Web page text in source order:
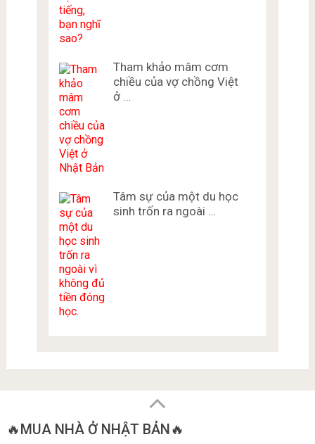
Tham khảo mâm cơm
chiều của vợ chồng Việt
ở …
Tâm sự của một du học
sinh trốn ra ngoài …
🔥MUA NHÀ Ở NHẬT BẢN🔥